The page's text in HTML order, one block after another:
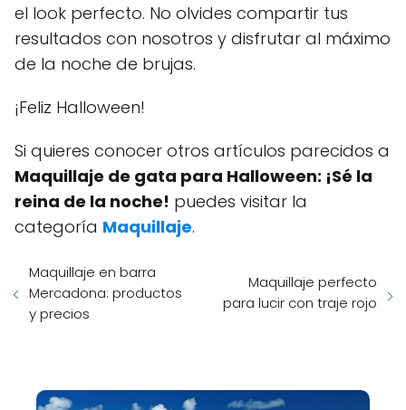
el look perfecto. No olvides compartir tus
resultados con nosotros y disfrutar al máximo
de la noche de brujas.
¡Feliz Halloween!
Si quieres conocer otros artículos parecidos a
Maquillaje de gata para Halloween: ¡Sé la
reina de la noche! puedes visitar la
categoría Maquillaje.
Maquillaje en barra
Mercadona: productos
y precios
Maquillaje perfecto
para lucir con traje rojo